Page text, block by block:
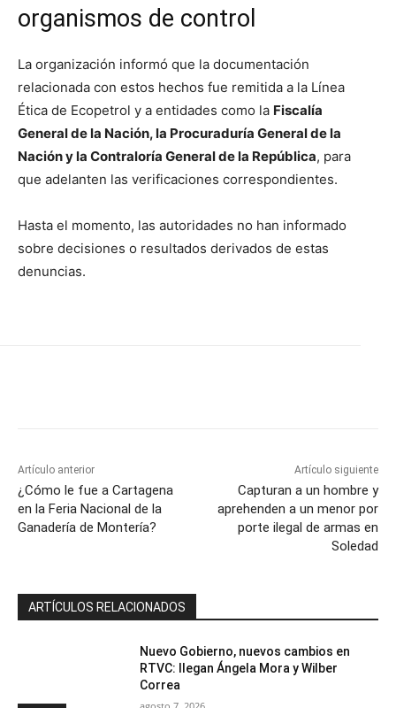
organismos de control
La organización informó que la documentación
relacionada con estos hechos fue remitida a la Línea
Ética de Ecopetrol y a entidades como la Fiscalía
General de la Nación, la Procuraduría General de la
Nación y la Contraloría General de la República, para
que adelanten las verificaciones correspondientes.
Hasta el momento, las autoridades no han informado
sobre decisiones o resultados derivados de estas
denuncias.
Artículo anterior
¿Cómo le fue a Cartagena
en la Feria Nacional de la
Ganadería de Montería?
Artículo siguiente
Capturan a un hombre y
aprehenden a un menor por
porte ilegal de armas en
Soledad
ARTÍCULOS RELACIONADOS
Nuevo Gobierno, nuevos cambios en
RTVC: llegan Ángela Mora y Wilber
Correa